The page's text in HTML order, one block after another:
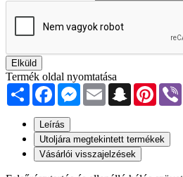
Elküld
Termék oldal nyomtatása
Share FacebookMessenger
Email Snapchat
Leírás
Utoljára megtekintett termékek
Vásárlói visszajelzések